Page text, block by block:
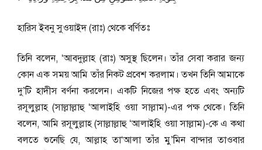
হারিস ইবনু সুওয়াইদ (রাঃ) থেকে বর্ণিতঃ
তিনি বলেন, ‘আবদুল্লাহ (রাঃ) অসুস্থ ছিলেন। তাঁর সেবা করার জন্য
কোন এক সময় আমি তাঁর নিকট প্রবেশ করলাম। তখন তিনি আমাকে
দু’টি হাদীস বর্ণনা করলেন। একটি নিজের পক্ষ হতে এবং অন্যটি
রসূলুল্লাহ (সাল্লাল্লাহু ‘আলাইহি ওয়া সাল্লাম)-এর পক্ষ থেকে। তিনি
বলেন, আমি রসূলুল্লাহ (সাল্লাল্লাহু ‘আলাইহি ওয়া সাল্লাম)-কে এ কথা
বলতে শুনেছি যে, আল্লাহ তা‘আলা তাঁর মু’মিন বান্দার তাওবার